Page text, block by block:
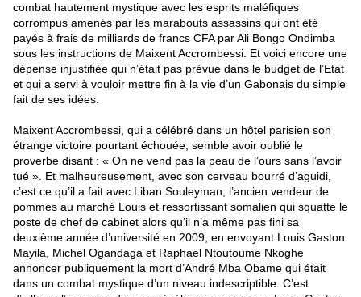
combat hautement mystique avec les esprits maléfiques
corrompus amenés par les marabouts assassins qui ont été
payés à frais de milliards de francs CFA par Ali Bongo Ondimba
sous les instructions de Maixent Accrombessi. Et voici encore une
dépense injustifiée qui n’était pas prévue dans le budget de l’Etat
et qui a servi à vouloir mettre fin à la vie d’un Gabonais du simple
fait de ses idées.
Maixent Accrombessi, qui a célébré dans un hôtel parisien son
étrange victoire pourtant échouée, semble avoir oublié le
proverbe disant : « On ne vend pas la peau de l’ours sans l’avoir
tué ». Et malheureusement, avec son cerveau bourré d’aguidi,
c’est ce qu’il a fait avec Liban Souleyman, l’ancien vendeur de
pommes au marché Louis et ressortissant somalien qui squatte le
poste de chef de cabinet alors qu’il n’a même pas fini sa
deuxième année d’université en 2009, en envoyant Louis Gaston
Mayila, Michel Ogandaga et Raphael Ntoutoume Nkoghe
annoncer publiquement la mort d’André Mba Obame qui était
dans un combat mystique d’un niveau indescriptible. C’est